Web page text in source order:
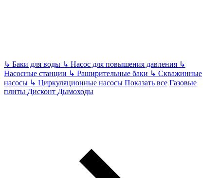
↳ Баки для воды ↳ Насос для повышения давления ↳
Насосные станции ↳ Раширительные баки ↳ Скважинные
насосы ↳ Циркуляционные насосы Показать все Газовые
плиты Дисконт Дымоходы